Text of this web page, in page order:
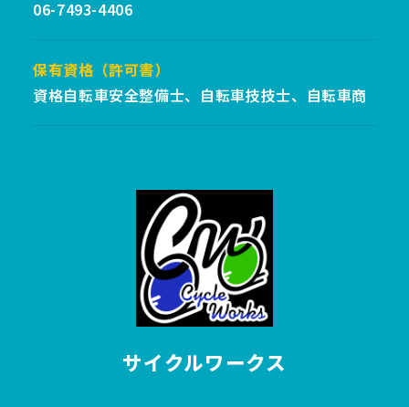
06-7493-4406
保有資格（許可書）
資格自転車安全整備士、自転車技技士、自転車商
サイクルワークス